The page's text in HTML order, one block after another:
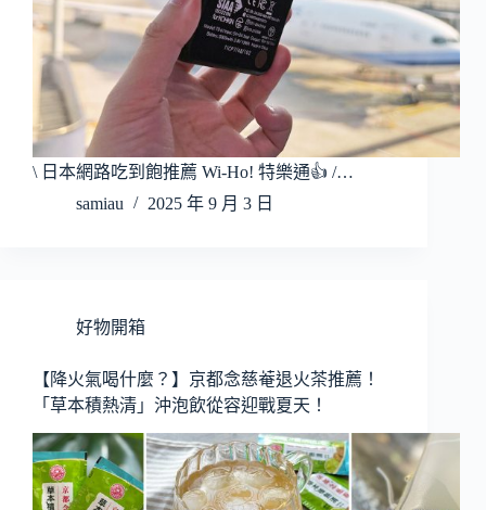
\ 日本網路吃到飽推薦 Wi-Ho! 特樂通👍 /…
samiau
2025 年 9 月 3 日
好物開箱
【降火氣喝什麼？】京都念慈菴退火茶推薦！
「草本積熱清」沖泡飲從容迎戰夏天！